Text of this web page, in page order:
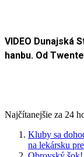
VIDEO Dunajská
hanbu. Od
Najčítanejšie za 24
Kluby sa
na lekársku